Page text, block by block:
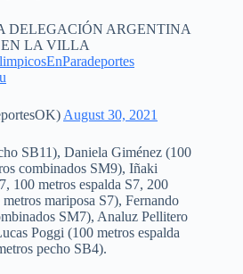
DELEGACIÓN ARGENTINA
LA VILLA
August 30, 2021
SB11), Daniela Giménez (100
combinados SM9), Iñaki
100 metros espalda S7, 200
mariposa S7), Fernando
SM7), Analuz Pellitero
Poggi (100 metros espalda
pecho SB4).